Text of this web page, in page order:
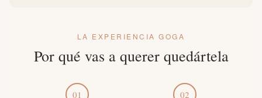
LA EXPERIENCIA GOGA
Por qué vas a querer quedártela
01 02